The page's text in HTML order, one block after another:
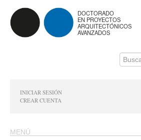
DOCTORADO
EN PROYECTOS
ARQUITECTÓNICOS
AVANZADOS
INICIAR SESIÓN
CREAR CUENTA
MENÚ